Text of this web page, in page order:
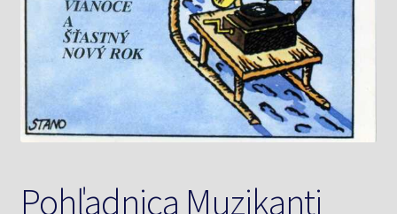
Pohľadnica Muzikanti